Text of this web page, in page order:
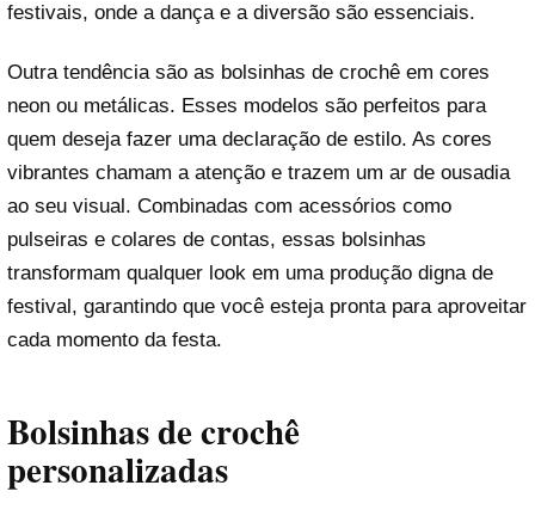
festivais, onde a dança e a diversão são essenciais.
Outra tendência são as bolsinhas de crochê em cores
neon ou metálicas. Esses modelos são perfeitos para
quem deseja fazer uma declaração de estilo. As cores
vibrantes chamam a atenção e trazem um ar de ousadia
ao seu visual. Combinadas com acessórios como
pulseiras e colares de contas, essas bolsinhas
transformam qualquer look em uma produção digna de
festival, garantindo que você esteja pronta para aproveitar
cada momento da festa.
Bolsinhas de crochê
personalizadas